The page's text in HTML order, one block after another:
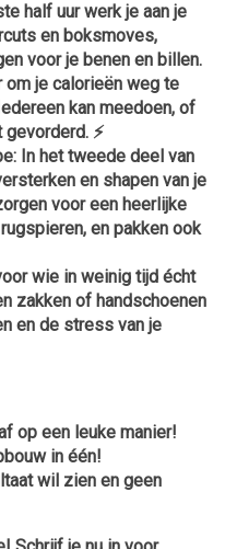
half uur werk je aan je
en boksmoves,
voor je benen en billen.
je calorieën weg te
kan meedoen, of
⚡️
In het tweede deel van
en shapen van je
voor een heerlijke
en pakken ook
wie in weinig tijd écht
zakken of handschoenen
en de stress van je
op een leuke manier!
in één!
wil zien en geen